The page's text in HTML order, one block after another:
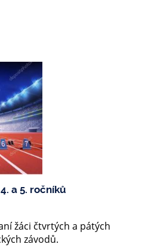
a 5. ročníků
žáci čtvrtých a pátých
závodů.